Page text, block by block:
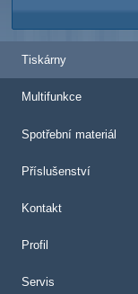
Tiskárny
Multifunkce
Spotřební materiál
Příslušenství
Kontakt
Profil
Servis